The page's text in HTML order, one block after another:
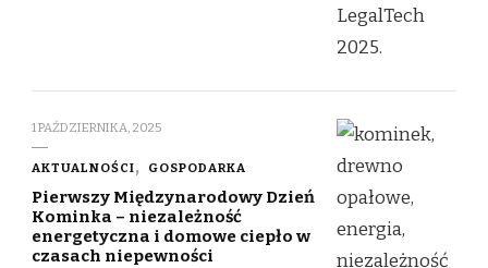
1 PAŹDZIERNIKA, 2025
AKTUALNOŚCI GOSPODARKA
Pierwszy Międzynarodowy Dzień
Kominka – niezależność
energetyczna i domowe ciepło w
czasach niepewności